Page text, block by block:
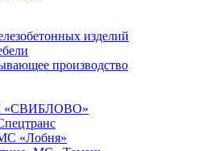
изделий
производство
«Лобня»